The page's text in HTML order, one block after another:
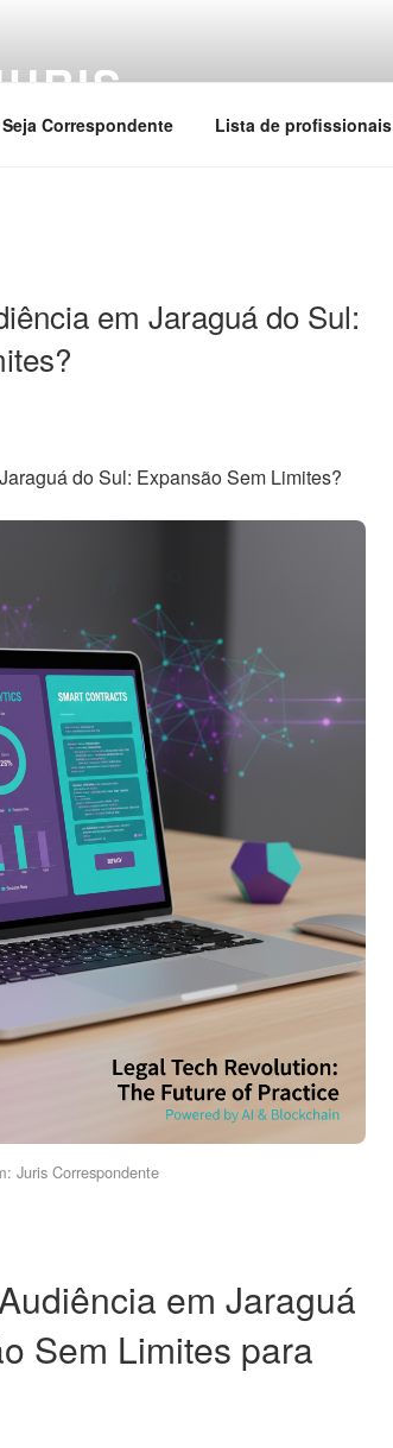
Seja Correspondente Lista de profissionais
em Jaraguá do Sul:
do Sul: Expansão Sem Limites?
Juris Correspondente
em Jaraguá
Sem Limites para